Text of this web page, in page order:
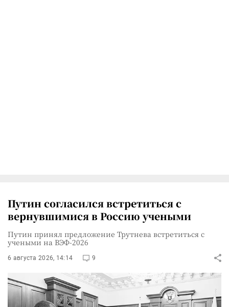
Путин согласился встретиться с
вернувшимися в Россию учеными
Путин принял предложение Трутнева встретиться с
учеными на ВЭФ-2026
6 августа 2026, 14:14 9